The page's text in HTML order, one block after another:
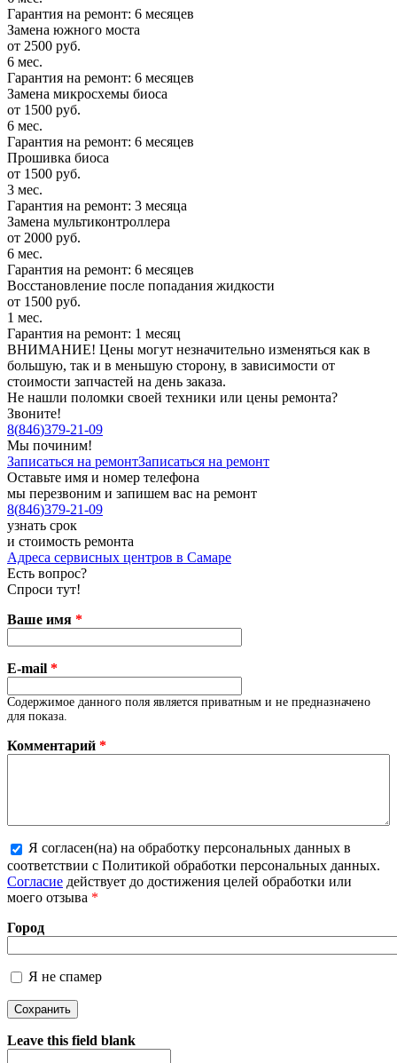
Гарантия на ремонт: 6 месяцев
Замена южного моста
от 2500 руб.
6 мес.
Гарантия на ремонт: 6 месяцев
Замена микросхемы биоса
от 1500 руб.
6 мес.
Гарантия на ремонт: 6 месяцев
Прошивка биоса
от 1500 руб.
3 мес.
Гарантия на ремонт: 3 месяца
Замена мультиконтроллера
от 2000 руб.
6 мес.
Гарантия на ремонт: 6 месяцев
Восстановление после попадания жидкости
от 1500 руб.
1 мес.
Гарантия на ремонт: 1 месяц
ВНИМАНИЕ! Цены могут незначительно изменяться как в
большую, так и в меньшую сторону, в зависимости от
стоимости запчастей на день заказа.
Не нашли поломки своей техники или цены ремонта?
Звоните!
8(846)379-21-09
Мы починим!
Записаться на ремонтЗаписаться на ремонт
Оставьте имя и номер телефона
мы перезвоним и запишем вас на ремонт
8(846)379-21-09
узнать срок
и стоимость ремонта
Адреса сервисных центров в Самаре
Есть вопрос?
Спроси тут!
Ваше имя *
E-mail *
Содержимое данного поля является приватным и не предназначено
для показа.
Комментарий *
Более подробная информация о текстовых форматах
Я согласен(на) на обработку персональных данных в
соответствии с Политикой обработки персональных данных.
Согласие действует до достижения целей обработки или
моего отзыва *
Город
Я не спамер
Я спамер
Leave this field blank